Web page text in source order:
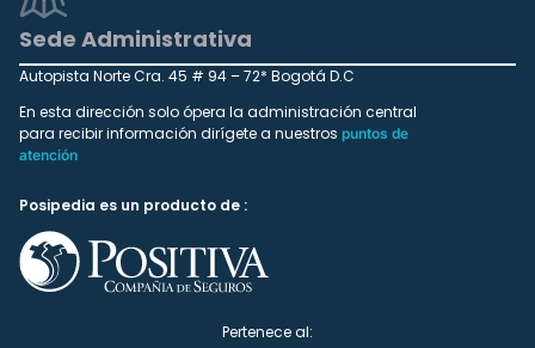
Sede Administrativa
Autopista Norte Cra. 45 # 94 – 72* Bogotá D.C
En esta dirección solo ópera la administración central
para recibir información dirígete a nuestros puntos de
atención
Posipedia es un producto de :
Pertenece al: